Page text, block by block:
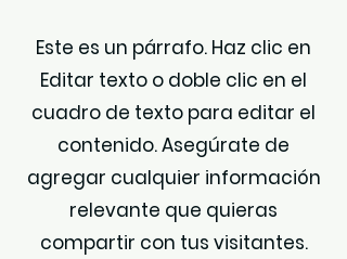
Este es un párrafo. Haz clic en
Editar texto o doble clic en el
cuadro de texto para editar el
contenido. Asegúrate de
agregar cualquier información
relevante que quieras
compartir con tus visitantes.